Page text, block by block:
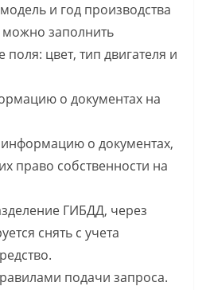
и год производства
заполнить
поля: цвет, тип двигателя и
о документах на
о документах,
право собственности на
ГИБДД, через
снять с учета
подачи запроса.